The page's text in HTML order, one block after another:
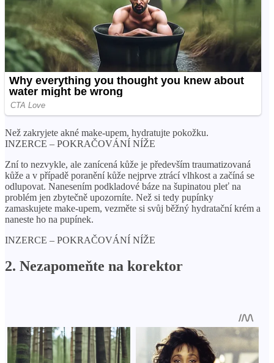
Než zakryjete akné make-upem, hydratujte pokožku.
INZERCE – POKRAČOVÁNÍ NÍŽE
Zní to nezvykle, ale zanícená kůže je především traumatizovaná
kůže a v případě poranění kůže nejprve ztrácí vlhkost a začíná se
odlupovat. Nanesením podkladové báze na šupinatou pleť na
problém jen zbytečně upozorníte. Než si tedy pupínky
zamaskujete make-upem, vezměte si svůj běžný hydratační krém a
naneste ho na pupínek.
INZERCE – POKRAČOVÁNÍ NÍŽE
2. Nezapomeňte na korektor